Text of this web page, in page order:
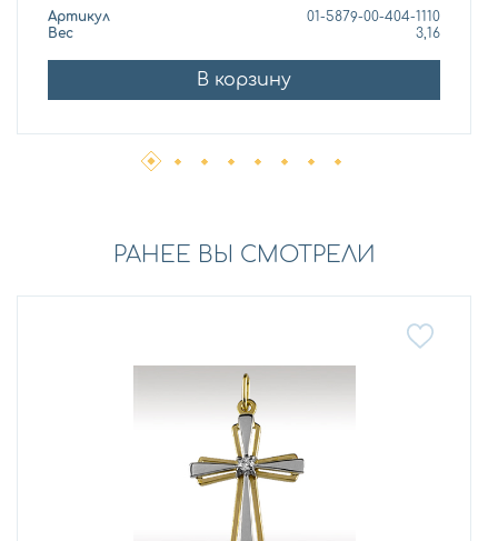
Артикул
01-5879-00-404-1110
Вес
3,16
В корзину
РАНЕЕ ВЫ СМОТРЕЛИ